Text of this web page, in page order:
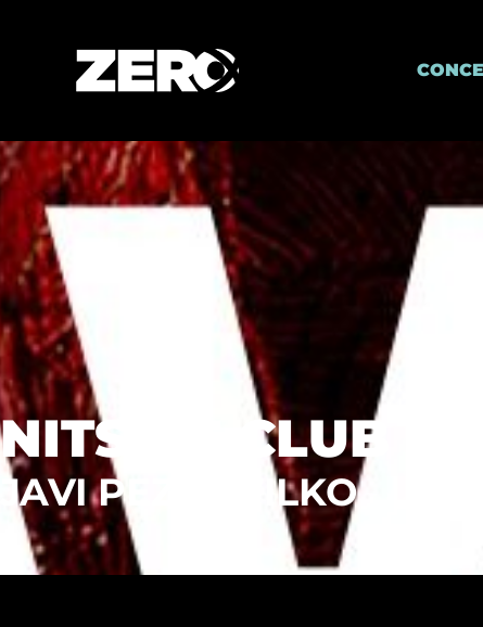
NITS DE CLUB
JAVI PEZ + WILKO